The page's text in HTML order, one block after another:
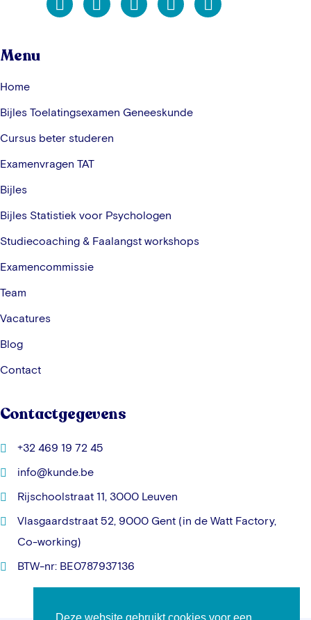
Menu
Home
Bijles Toelatingsexamen Geneeskunde
Cursus beter studeren
Examenvragen TAT
Bijles
Bijles Statistiek voor Psychologen
Studiecoaching & Faalangst workshops
Examencommissie
Team
Vacatures
Blog
Contact
Contactgegevens
+32 469 19 72 45
info@kunde.be
Rijschoolstraat 11, 3000 Leuven
Vlasgaardstraat 52, 9000 Gent (in de Watt Factory,
Co-working)
BTW-nr: BE0787937136